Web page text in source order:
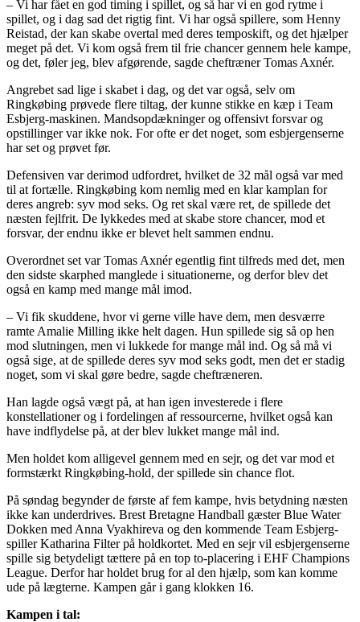
– Vi har fået en god timing i spillet, og så har vi en god rytme i
spillet, og i dag sad det rigtig fint. Vi har også spillere, som Henny
Reistad, der kan skabe overtal med deres temposkift, og det hjælper
meget på det. Vi kom også frem til frie chancer gennem hele kampe,
og det, føler jeg, blev afgørende, sagde cheftræner Tomas Axnér.
Angrebet sad lige i skabet i dag, og det var også, selv om
Ringkøbing prøvede flere tiltag, der kunne stikke en kæp i Team
Esbjerg-maskinen. Mandsopdækninger og offensivt forsvar og
opstillinger var ikke nok. For ofte er det noget, som esbjergenserne
har set og prøvet før.
Defensiven var derimod udfordret, hvilket de 32 mål også var med
til at fortælle. Ringkøbing kom nemlig med en klar kamplan for
deres angreb: syv mod seks. Og ret skal være ret, de spillede det
næsten fejlfrit. De lykkedes med at skabe store chancer, mod et
forsvar, der endnu ikke er blevet helt sammen endnu.
Overordnet set var Tomas Axnér egentlig fint tilfreds med det, men
den sidste skarphed manglede i situationerne, og derfor blev det
også en kamp med mange mål imod.
– Vi fik skuddene, hvor vi gerne ville have dem, men desværre
ramte Amalie Milling ikke helt dagen. Hun spillede sig så op hen
mod slutningen, men vi lukkede for mange mål ind. Og så må vi
også sige, at de spillede deres syv mod seks godt, men det er stadig
noget, som vi skal gøre bedre, sagde cheftræneren.
Han lagde også vægt på, at han igen investerede i flere
konstellationer og i fordelingen af ressourcerne, hvilket også kan
have indflydelse på, at der blev lukket mange mål ind.
Men holdet kom alligevel gennem med en sejr, og det var mod et
formstærkt Ringkøbing-hold, der spillede sin chance flot.
På søndag begynder de første af fem kampe, hvis betydning næsten
ikke kan underdrives. Brest Bretagne Handball gæster Blue Water
Dokken med Anna Vyakhireva og den kommende Team Esbjerg-
spiller Katharina Filter på holdkortet. Med en sejr vil esbjergenserne
spille sig betydeligt tættere på en top to-placering i EHF Champions
League. Derfor har holdet brug for al den hjælp, som kan komme
ude på lægterne. Kampen går i gang klokken 16.
Kampen i tal: